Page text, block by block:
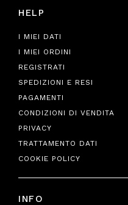
HELP
I MIEI DATI
I MIEI ORDINI
REGISTRATI
SPEDIZIONI E RESI
PAGAMENTI
CONDIZIONI DI VENDITA
PRIVACY
TRATTAMENTO DATI
COOKIE POLICY
INFO